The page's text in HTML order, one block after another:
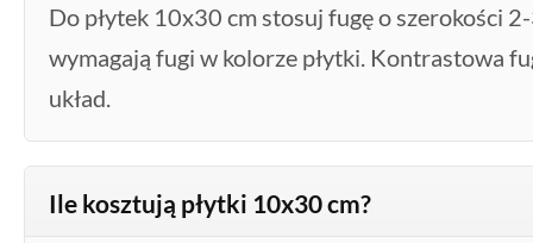
Do płytek 10x30 cm stosuj fugę o szerokości
wymagają fugi w kolorze płytki. Kontrastowa
układ.
Ile kosztują płytki 10x30 cm?